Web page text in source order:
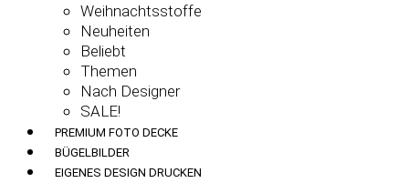
Weihnachtsstoffe
Neuheiten
Beliebt
Themen
Nach Designer
SALE!
PREMIUM FOTO DECKE
BÜGELBILDER
EIGENES DESIGN DRUCKEN